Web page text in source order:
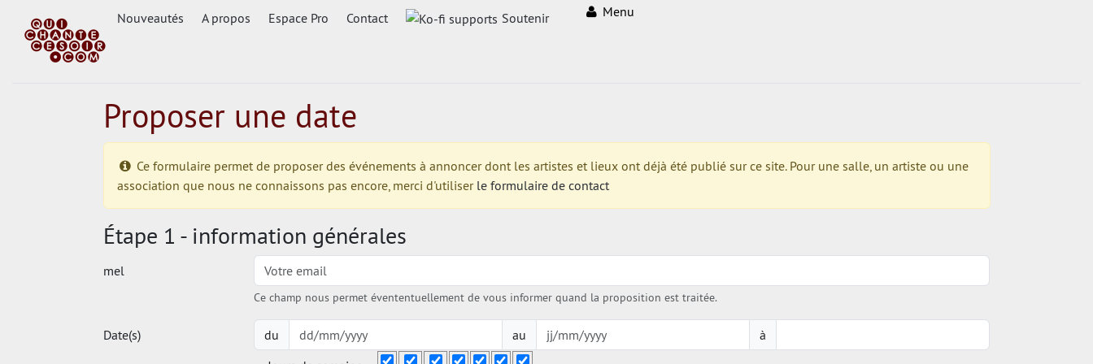
Nouveautés A propos Espace Pro Contact Soutenir Menu
Proposer une date
Ce formulaire permet de proposer des événements à annoncer dont les artistes et lieux ont déjà été publié sur ce site. Pour une salle, un artiste ou une
association que nous ne connaissons pas encore, merci d'utiliser le formulaire de contact
Étape 1 - information générales
mel
Ce champ nous permet évententuellement de vous informer quand la proposition est traitée.
Date(s) du au
à